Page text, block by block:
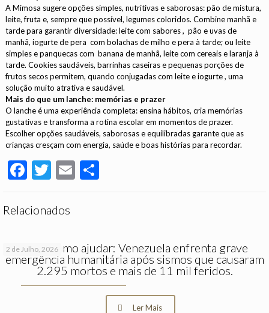
A Mimosa sugere opções simples, nutritivas e saborosas: pão de mistura,
leite, fruta e, sempre que possível, legumes coloridos. Combine manhã e
tarde para garantir diversidade: leite com sabores , pão e uvas de
manhã, iogurte de pera com bolachas de milho e pera à tarde; ou leite
simples e panquecas com banana de manhã, leite com cereais e laranja à
tarde. Cookies saudáveis, barrinhas caseiras e pequenas porções de
frutos secos permitem, quando conjugadas com leite e iogurte , uma
solução muito atrativa e saudável.
Mais do que um lanche: memórias e prazer
O lanche é uma experiência completa: ensina hábitos, cria memórias
gustativas e transforma a rotina escolar em momentos de prazer.
Escolher opções saudáveis, saborosas e equilibradas garante que as
crianças cresçam com energia, saúde e boas histórias para recordar.
Facebook
Twitter
Email
Relacionados
2 de Julho, 2026
Saiba como ajudar: Venezuela enfrenta grave
emergência humanitária após sismos que causaram
2.295 mortos e mais de 11 mil feridos.
Ler Mais